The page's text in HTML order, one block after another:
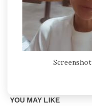
Screenshot